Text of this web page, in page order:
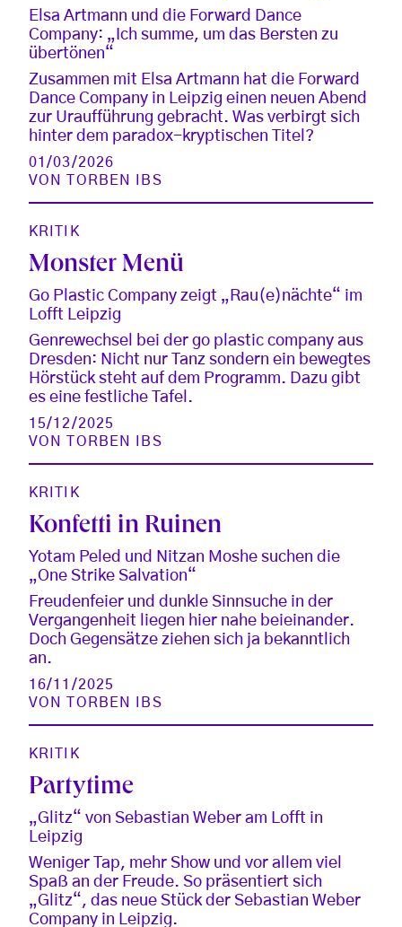
Elsa Artmann und die Forward Dance
Company: „Ich summe, um das Bersten zu
übertönen“
Zusammen mit Elsa Artmann hat die Forward
Dance Company in Leipzig einen neuen Abend
zur Uraufführung gebracht. Was verbirgt sich
hinter dem paradox-kryptischen Titel?
01/03/2026
VON
TORBEN IBS
KRITIK
Monster Menü
Go Plastic Company zeigt „Rau(e)nächte“ im
Lofft Leipzig
Genrewechsel bei der go plastic company aus
Dresden: Nicht nur Tanz sondern ein bewegtes
Hörstück steht auf dem Programm. Dazu gibt
es eine festliche Tafel.
15/12/2025
VON
TORBEN IBS
KRITIK
Konfetti in Ruinen
Yotam Peled und Nitzan Moshe suchen die
„One Strike Salvation“
Freudenfeier und dunkle Sinnsuche in der
Vergangenheit liegen hier nahe beieinander.
Doch Gegensätze ziehen sich ja bekanntlich
an.
16/11/2025
VON
TORBEN IBS
KRITIK
Partytime
„Glitz“ von Sebastian Weber am Lofft in
Leipzig
Weniger Tap, mehr Show und vor allem viel
Spaß an der Freude. So präsentiert sich
„Glitz“, das neue Stück der Sebastian Weber
Company in Leipzig.